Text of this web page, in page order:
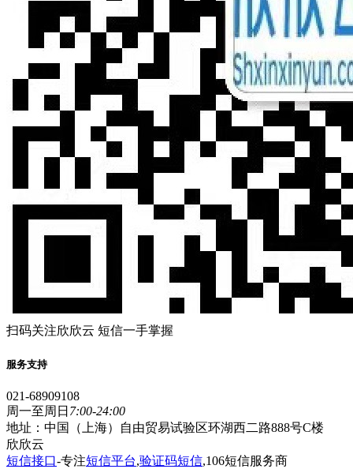
扫码关注欣欣云 短信一手掌握
服务支持
021-68909108
周一至周日 7:00-24:00
地址：中国（上海）自由贸易试验区环湖西二路888号C楼
欣欣云
短信接口-专注短信平台,验证码短信,106短信服务商